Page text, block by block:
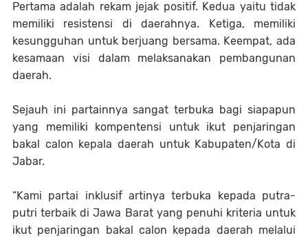
Pertama adalah rekam jejak positif. Kedua yaitu tidak
memiliki resistensi di daerahnya. Ketiga, memiliki
kesungguhan untuk berjuang bersama. Keempat, ada
kesamaan visi dalam melaksanakan pembangunan
daerah.
Sejauh ini partainnya sangat terbuka bagi siapapun
yang memiliki kompentensi untuk ikut penjaringan
bakal calon kepala daerah untuk Kabupaten/Kota di
Jabar.
“Kami partai inklusif artinya terbuka kepada putra-
putri terbaik di Jawa Barat yang penuhi kriteria untuk
ikut penjaringan bakal calon kepada daerah melalui